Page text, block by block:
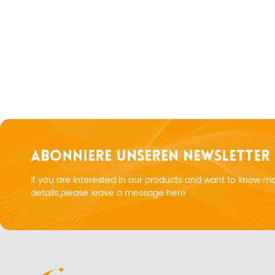
ABONNIERE UNSEREN NEWSLETTER
If you are interested in our products and want to know
details,please leave a message here